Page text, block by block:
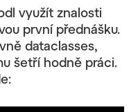
využít znalosti
první přednášku.
dataclasses,
šetří hodně práci.